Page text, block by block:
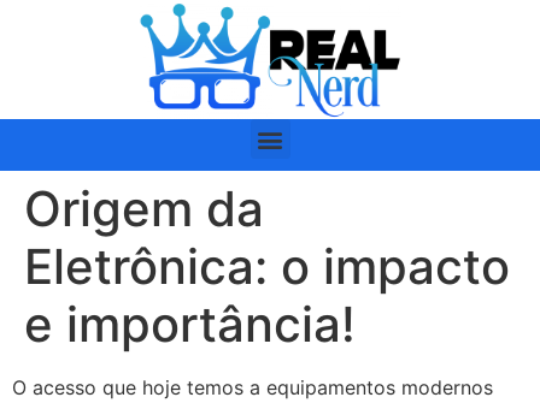
Origem da
Eletrônica: o impacto
e importância!
O acesso que hoje temos a equipamentos modernos